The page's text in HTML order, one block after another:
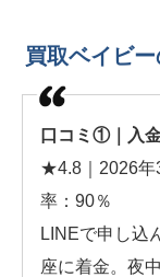
買取ベイビ
口コミ①｜入
★4.8｜2026年
率：90％
LINEで申し込
座に着金。夜